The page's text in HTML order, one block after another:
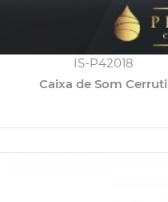
IS-P42018
Caixa de Som Cerruti